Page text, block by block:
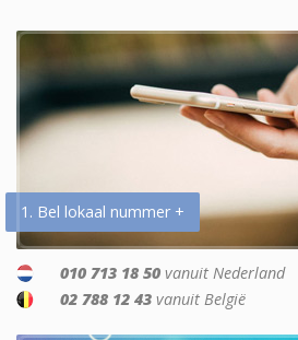
1. Bel lokaal nummer +
010 713 18 50 vanuit Nederland
02 788 12 43 vanuit België